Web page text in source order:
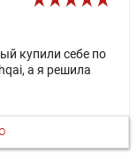
купили себе по
а я решила